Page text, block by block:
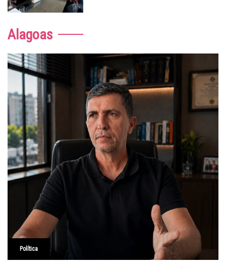
Alagoas
Política